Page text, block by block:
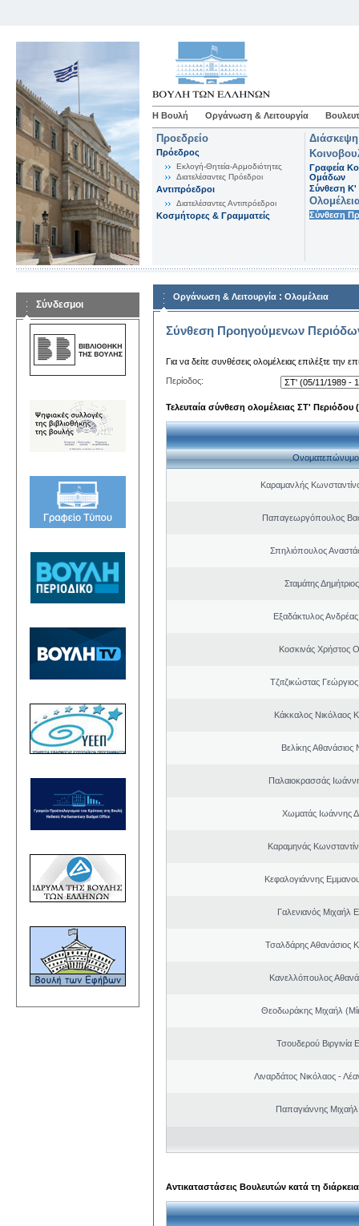
Η Βουλή Οργάνωση & Λειτουργία
Προεδρείο
Πρόεδρος
Εκλογή-Θητεία-Αρμοδιότητες
Διατελέσαντες Πρόεδροι
Αντιπρόεδροι
Διατελέσαντες Αντιπρόεδροι
Κοσμήτορες & Γραμματείς
Γραφεία
Ομάδων
Σύνθεση K'
Σύνθεση
Σύνδεσμοι
Οργάνωση & Λειτουργία : Ολομέλεια
Σύνθεση Προηγούμενων
Για να δείτε συνθέσεις ολομέλειας επιλέξτε την
Περίοδος:
Τελευταία σύνθεση ολομέλειας ΣΤ' Περιόδου
Ονοματεπώνυμο
Καραμανλής
Παπαγεωργόπουλος
Σπηλιόπουλος
Σταμάτης
Εξαδάκτυλος
Κοσκινάς Χρήστος
Τζιτζικώστας
Κάκκαλος Νικόλαος
Βελίκης Αθανάσιος
Παλαιοκρασσάς
Χωματάς Ιωάννης
Καραμηνάς
Κεφαλογιάννης
Γαλενιανός Μιχαήλ
Τσαλδάρης Αθανάσιος
Κανελλόπουλος
Θεοδωράκης Μιχαήλ
Τσουδερού Βιργινία
Λιναρδάτος Νικόλαος -
Παπαγιάννης
Αντικαταστάσεις Βουλευτών κατά τη